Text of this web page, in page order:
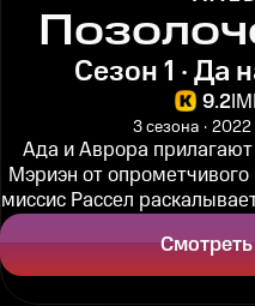
Сезон 1 · Да
9.2
3 сезона 2022
Ада и Аврора
Мэриэн от
миссис Рассел
Смотреть